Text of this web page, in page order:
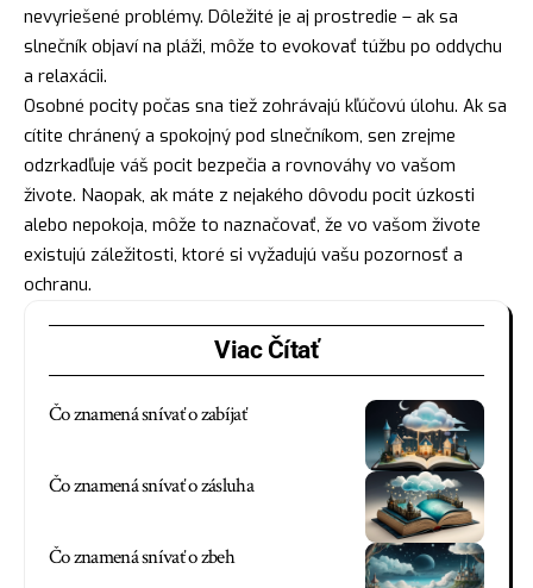
nevyriešené problémy. Dôležité je aj prostredie – ak sa
slnečník objaví na pláži, môže to evokovať túžbu po oddychu
a relaxácii.
Osobné pocity počas sna tiež zohrávajú kľúčovú úlohu. Ak sa
cítite chránený a spokojný pod slnečníkom, sen zrejme
odzrkadľuje váš pocit bezpečia a rovnováhy vo vašom
živote. Naopak, ak máte z nejakého dôvodu pocit úzkosti
alebo nepokoja, môže to naznačovať, že vo vašom živote
existujú záležitosti, ktoré si vyžadujú vašu pozornosť a
ochranu.
Viac Čítať
Čo znamená snívať o zabíjať
Čo znamená snívať o zásluha
Čo znamená snívať o zbeh